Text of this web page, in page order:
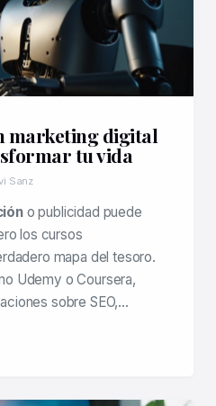
marketing digital
tu vida
Sanz
o publicidad puede
los cursos
mapa del tesoro.
Udemy o Coursera,
sobre SEO,…